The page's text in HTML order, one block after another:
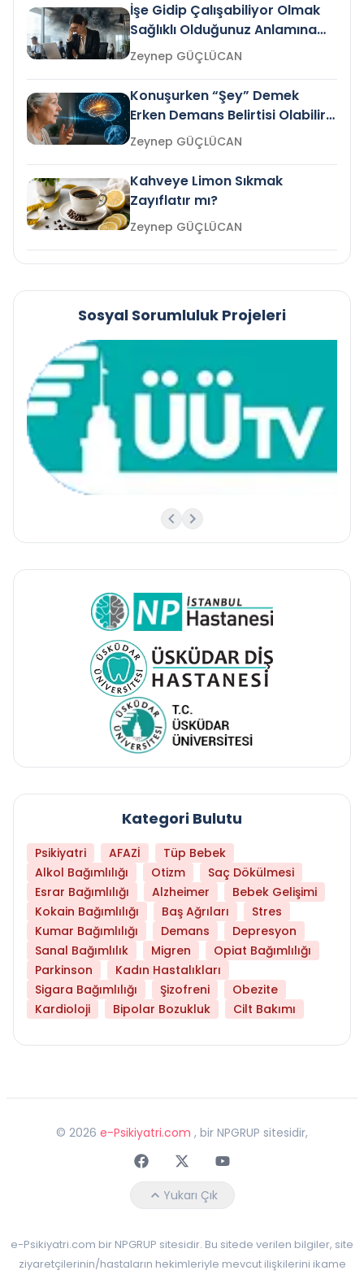
İşe Gidip Çalışabiliyor Olmak
Sağlıklı Olduğunuz Anlamına
Gelir mi?Zeynep GÜÇLÜCAN
Konuşurken “Şey” Demek
Erken Demans Belirtisi Olabilir
mi?
Zeynep GÜÇLÜCAN
Kahveye Limon Sıkmak
Zayıflatır mı?
Zeynep GÜÇLÜCAN
Sosyal Sorumluluk Projeleri
Kategori Bulutu
Psikiyatri AFAZİ
Tüp Bebek
Alkol Bağımlılığı
Otizm
Saç Dökülmesi
Esrar Bağımlılığı
Alzheimer
Bebek Gelişimi
Kokain Bağımlılığı
Baş Ağrıları
Stres
Kumar Bağımlılığı
Demans
Depresyon
Sanal Bağımlılık
Migren
Opiat Bağımlılığı
Parkinson
Kadın Hastalıkları
Sigara Bağımlılığı
Şizofreni
Obezite
Kardioloji
Bipolar Bozukluk Cilt Bakımı
© 2026 e-Psikiyatri.com , bir NPGRUP sitesidir,
FaceebokTwitterYoutube
Yukarı Çık
e-Psikiyatri.com bir NPGRUP sitesidir. Bu sitede verilen bilgiler, site
ziyaretçilerinin/hastaların hekimleriyle mevcut ilişkilerini ikame